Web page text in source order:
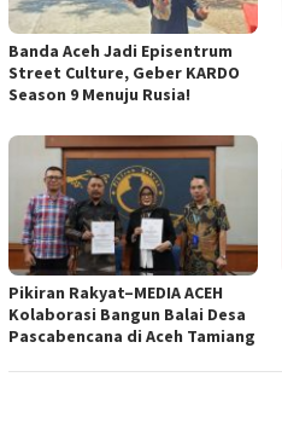
Banda Aceh Jadi Episentrum
Street Culture, Geber KARDO
Season 9 Menuju Rusia!
Pikiran Rakyat–MEDIA ACEH
Kolaborasi Bangun Balai Desa
Pascabencana di Aceh Tamiang